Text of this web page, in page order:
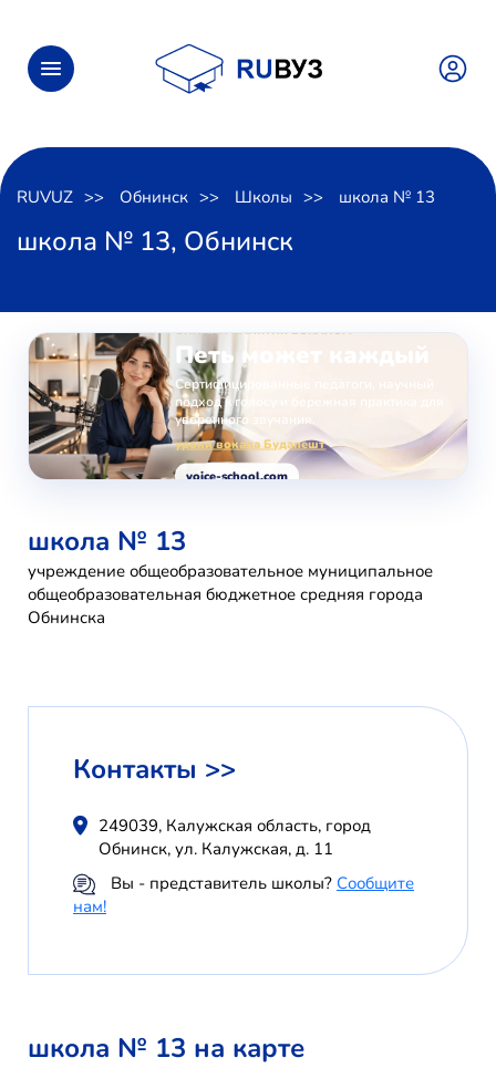
RUVUZ Обнинск Школы школа № 13
школа № 13, Обнинск
ОНЛАЙН-ЗАНЯТИЯ ВОКАЛОМ
Петь может каждый
Сертифицированные педагоги, научный
подход к голосу и бережная практика для
уверенного звучания.
уроки вокала Будапешт
voice-school.com
школа № 13
учреждение общеобразовательное муниципальное
общеобразовательная бюджетное средняя города
Обнинска
Контакты >>
249039, Калужская область, город
Обнинск, ул. Калужская, д. 11
Вы - представитель школы? Сообщите
нам!
школа № 13 на карте